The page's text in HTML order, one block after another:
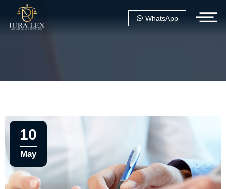
WhatsApp
10
May